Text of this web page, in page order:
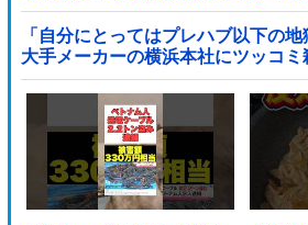
「自分にとってはプレハブ以下の
大手メーカーの横浜本社にツッコ
フィスに特化してしまった結果……